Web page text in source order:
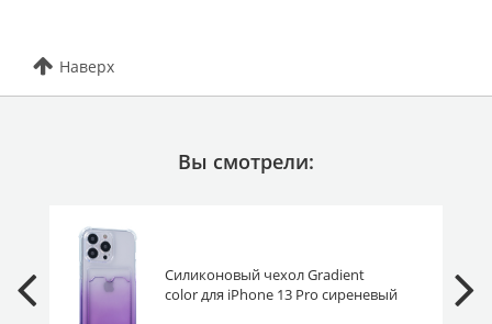
Наверх
Вы смотрели:
Силиконовый чехол Gradient
color для iPhone 13 Pro сиреневый